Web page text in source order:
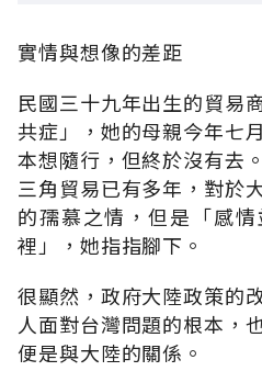
實情與想像的差距
民國三十九年出生的貿易
共症」，她的母親今年七
本想隨行，但終於沒有去
三角貿易已有多年，對於
的孺慕之情，但是「感
裡」，她指指腳下。
很顯然，政府大陸政策的
人面對台灣問題的根本，
便是與大陸的關係。